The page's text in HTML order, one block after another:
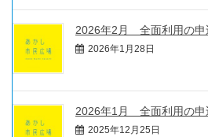
2026年2月 全面利用の申
2026年1月28日
2026年1月 全面利用の申
2025年12月25日